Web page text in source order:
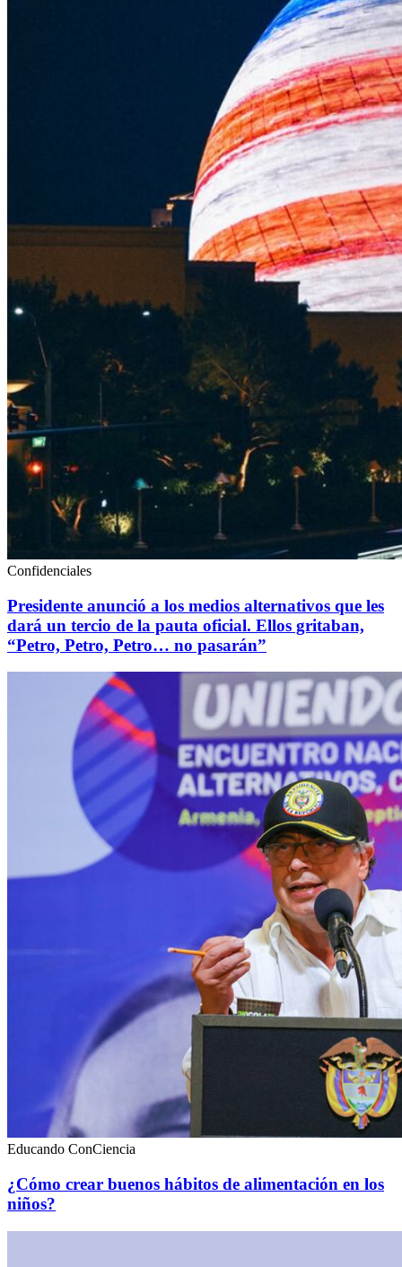
Confidenciales
Presidente anunció a los medios alternativos que les
dará un tercio de la pauta oficial. Ellos gritaban,
“Petro, Petro, Petro… no pasarán”
Educando ConCiencia
¿Cómo crear buenos hábitos de alimentación en los
niños?